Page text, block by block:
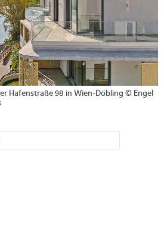
Kaivilla in Salzburg © Engel &